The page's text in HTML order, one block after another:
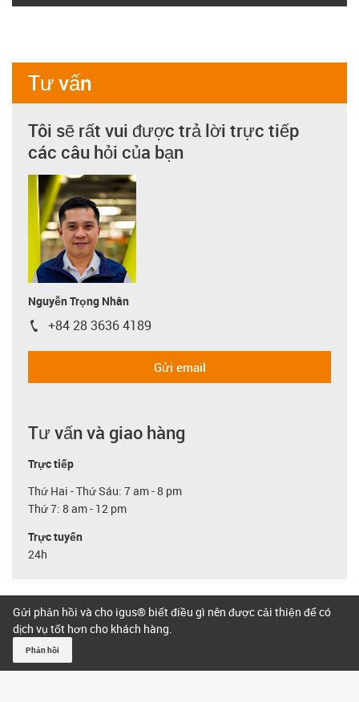
Tư vấn
Tôi sẽ rất vui được trả lời trực tiếp
các câu hỏi của bạn
Nguyễn Trọng Nhân
igus-icon-phone
+84 28 3636 4189
Gửi email
Tư vấn và giao hàng
Trực tiếp
Thứ Hai - Thứ Sáu: 7 am - 8 pm
Thứ 7: 8 am - 12 pm
Trực tuyến
24h
Gửi phản hồi và cho igus® biết điều gì nên được cải thiện để có
dịch vụ tốt hơn cho khách hàng.
Phản hồi